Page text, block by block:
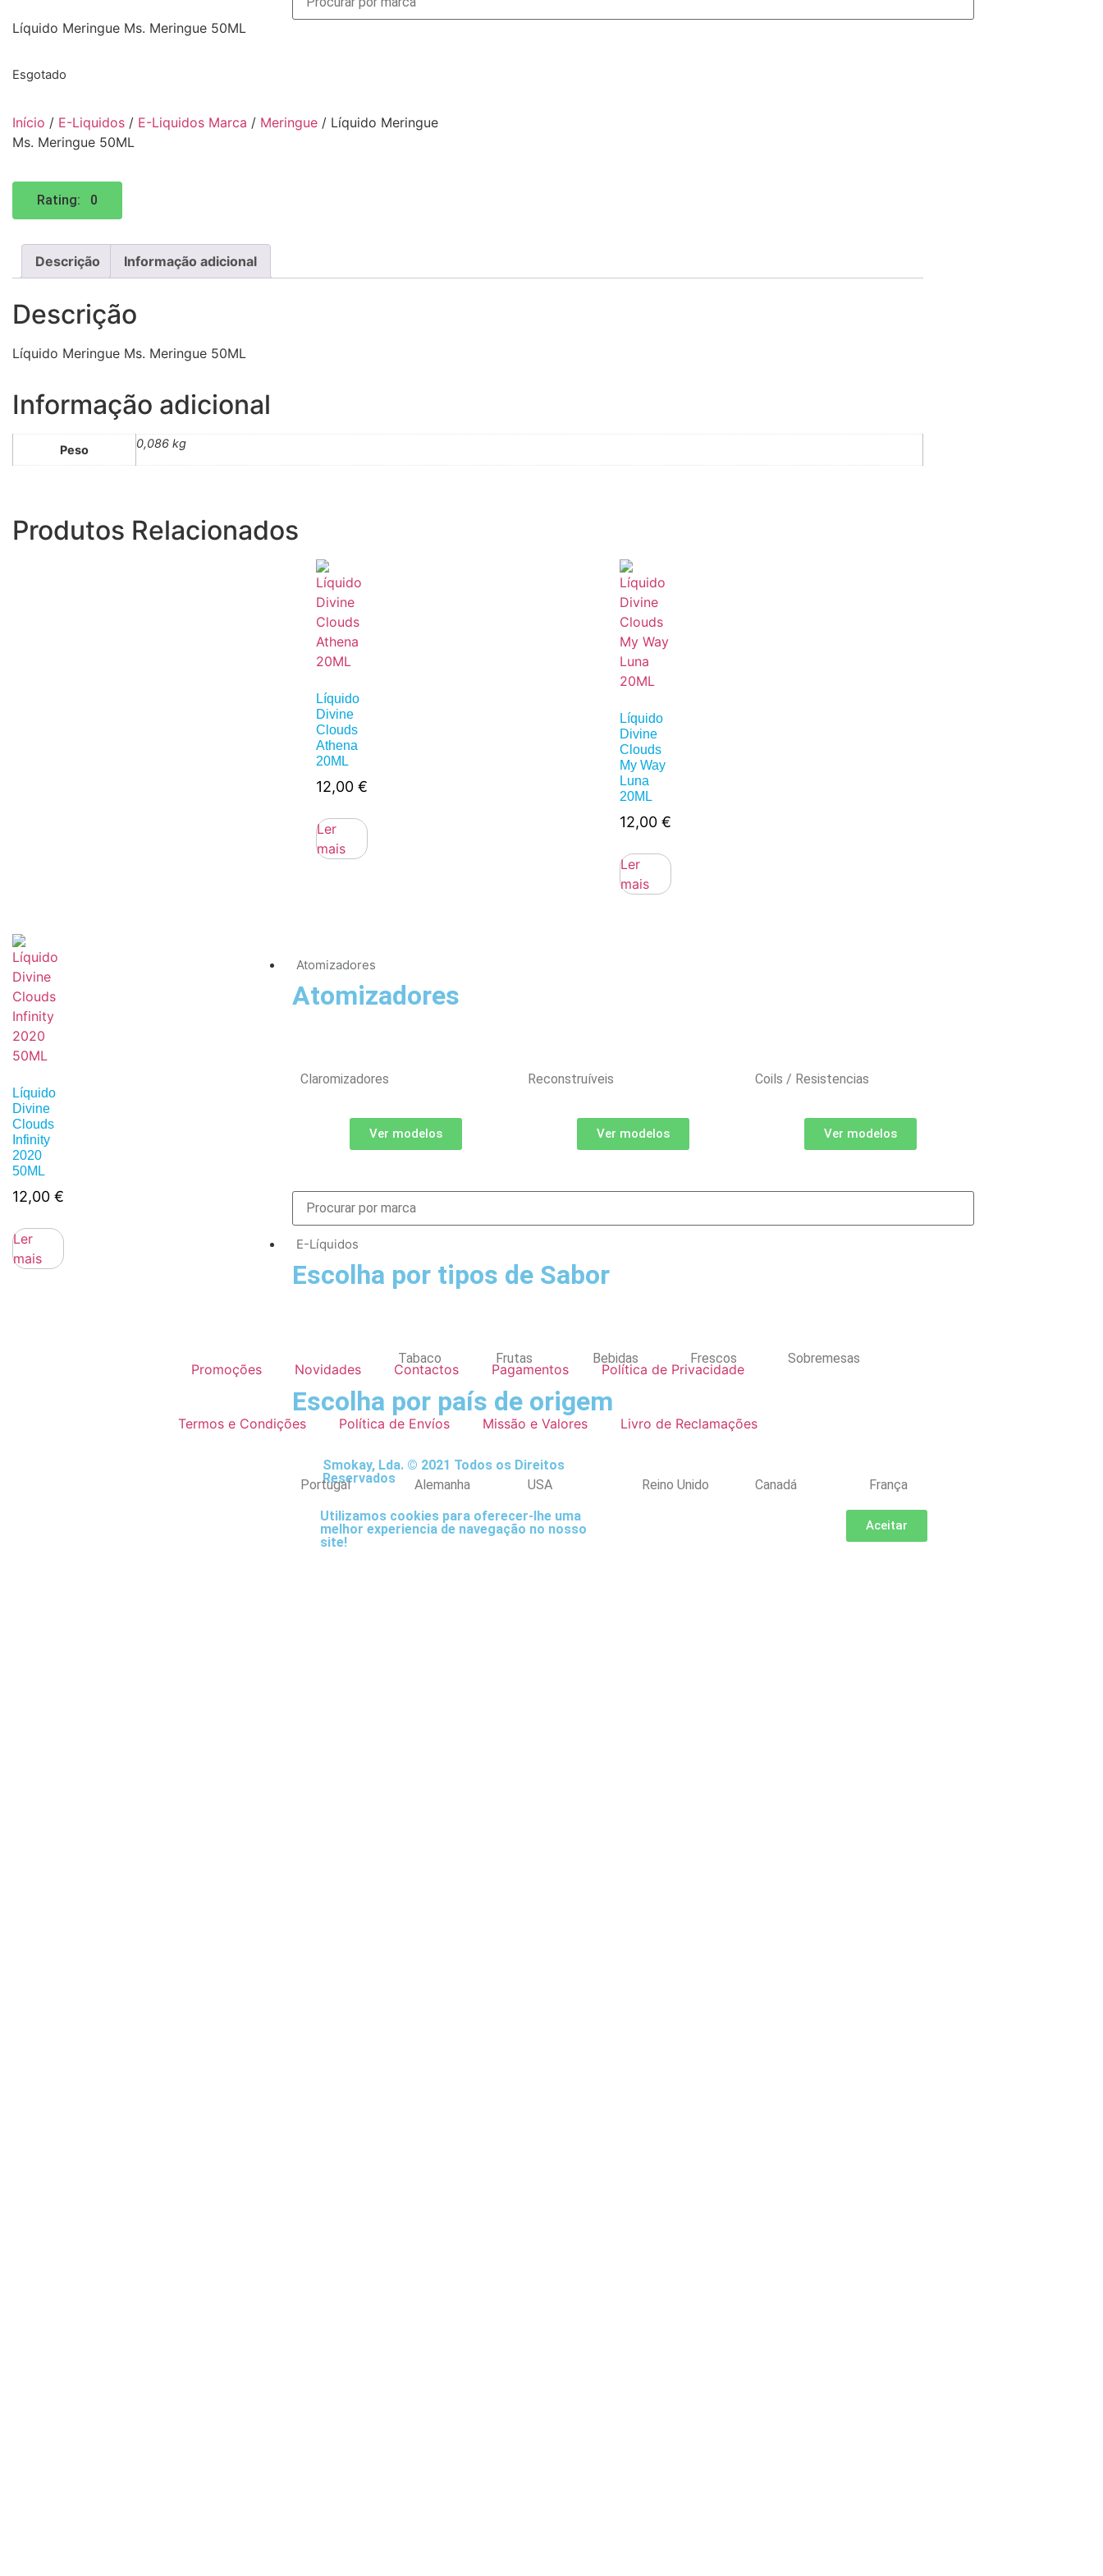
Atomizadores
Atomizadores
Claromizadores
Ver modelos
Reconstruíveis
Ver modelos
Coils / Resistencias
Ver modelos
E-Líquidos
Escolha por tipos de Sabor
Tabaco Frutas Bebidas Frescos Sobremesas
Escolha por país de origem
Portugal Alemanha USA Reino Unido Canadá França
Líquido Meringue Ms. Meringue 50ML
Esgotado
Início / E-Liquidos / E-Liquidos Marca / Meringue / Líquido Meringue
Ms. Meringue 50ML
Rating: 0
Descrição Informação adicional
Descrição
Líquido Meringue Ms. Meringue 50ML
Informação adicional
Peso 0,086 kg
Produtos Relacionados
Líquido
Divine
Clouds
Athena
20ML
12,00 €
Ler
mais
Líquido
Divine
Clouds
My Way
Luna
20ML
12,00 €
Ler
mais
Líquido
Divine
Clouds
Infinity
2020
50ML
12,00 €
Ler
mais
Promoções Novidades Contactos Pagamentos Política de Privacidade
Termos e Condições Política de Envíos Missão e Valores Livro de Reclamações
Smokay, Lda. © 2021 Todos os Direitos
Reservados
Utilizamos cookies para oferecer-lhe uma
melhor experiencia de navegação no nosso
site!
Aceitar